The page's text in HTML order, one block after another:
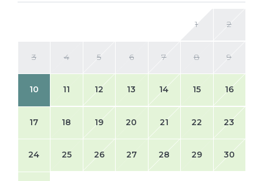
1 2
3 4 5 6 7 8 9
10 11 12 13 14 15 16
17 18 19 20 21 22 23
24 25 26 27 28 29 30